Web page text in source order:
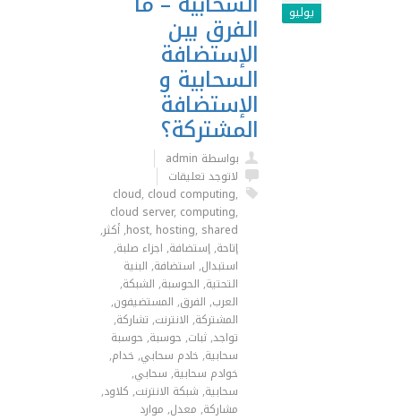
يوليو الفرق بين
الإستضافة
السحابية و
الإستضافة
المشتركة؟
بواسطة admin
لاتوجد تعليقات
cloud, cloud computing,
cloud server, computing,
host, hosting, shared
,أكثر,
إتاحة,إستضافة, اجزاء صلبة,
استبدال, استضافة, البنية
التحتية, الحوسبة, الشبكة,
العرب, الفرق, المستضيفون,
المشتركة, اﻻنترنت, تشاركة,
تواجد,ثبات, حوسبة, حوسبة
سحابية, خادم سحابي, خدام,
خوادم سحابية, سحابي,
سحابية, شبكة اﻻنترنت, كلاود,
مشاركة, معدل, موارد